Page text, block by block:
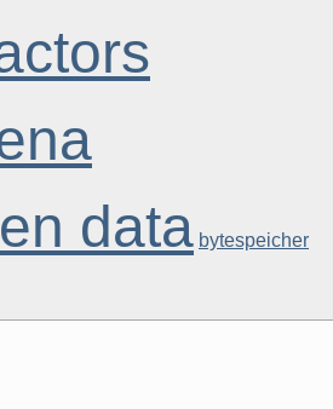
data bytespeicher